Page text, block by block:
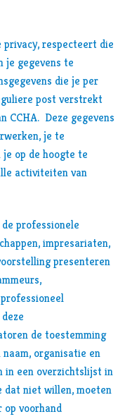
respecteert die
je gegevens te
die je per
post verstrekt
CCHA. Deze gegevens
je te
op de hoogte te
activiteiten van
professionele
impresariaten,
presenteren
de toestemming
organisatie en
in een overzichtslijst in
dat niet willen, moeten
op voorhand